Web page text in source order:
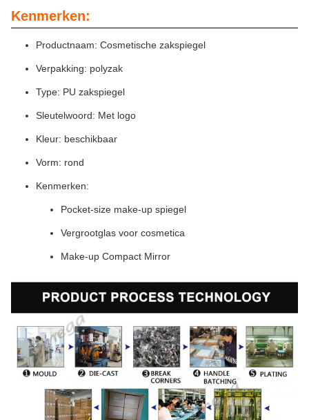
Kenmerken:
Productnaam: Cosmetische zakspiegel
Verpakking: polyzak
Type: PU zakspiegel
Sleutelwoord: Met logo
Kleur: beschikbaar
Vorm: rond
Kenmerken:
Pocket-size make-up spiegel
Vergrootglas voor cosmetica
Make-up Compact Mirror